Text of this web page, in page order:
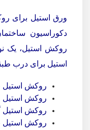
ورق استیل برای
دکوراسیون
روکش استیل، یک
استیل برای درب
روکش استیل
روکش استیل
روکش استیل
روکش استیل